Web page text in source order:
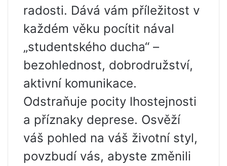
radosti. Dává vám příležitost v
každém věku pocítit nával
„studentského ducha“ –
bezohlednost, dobrodružství,
aktivní komunikace.
Odstraňuje pocity lhostejnosti
a příznaky deprese. Osvěží
váš pohled na váš životní styl,
povzbudí vás, abyste změnili